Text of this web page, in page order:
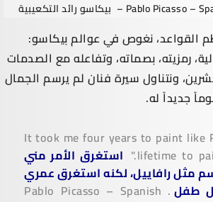
Pablo Picasso –
– بيكاسو رائد التكعيبية
القواعد، نغوص في عوالم بيكاسو:
رمزيته، بصماته، وتفاعله مع الصدمات
ونتناول سيرة فنان لم يرسم الجمال
جديداً له.
It took me four years to paint like
lifetime to
." استغرق الأمر مني
مثل رافاييل، لكنه استغرق عمري
طفل
. Pablo Picasso – Spanish